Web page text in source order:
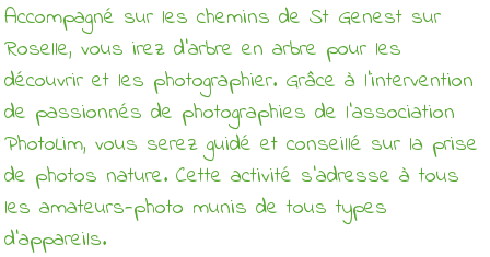
Accompagné sur les chemins de St Genest sur
Roselle, vous irez d'arbre en arbre pour les
découvrir et les photographier. Grâce à l'intervention
de passionnés de photographies de l'association
PhotoLim, vous serez guidé et conseillé sur la prise
de photos nature. Cette activité s'adresse à tous
les amateurs-photo munis de tous types
d'appareils.